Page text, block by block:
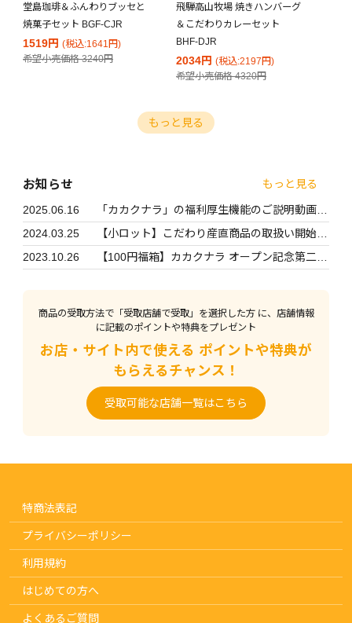
堂島珈琲＆ふんわりブッセと
焼菓子セット BGF-CJR
1519円 (税込:1641円)
希望小売価格3240円
飛騨高山牧場 焼きハンバーグ
＆こだわりカレーセット
BHF-DJR
2034円 (税込:2197円)
希望小売価格4320円
もっと見る
お知らせ もっと見る
2025.06.16
「カカクナラ」の福利厚生機能のご説明動画を
公開しました
2024.03.25
【小ロット】こだわり産直商品の取扱い開始の
お知らせ
2023.10.26
【100円福箱】カカクナラ オープン記念第二弾
商品の受取方法で「受取店舗で受取」を選択した方 に、店舗情報
に記載のポイントや特典をプレゼント
お店・サイト内で使える ポイントや特典が
もらえるチャンス！
受取可能な店舗一覧はこちら
特商法表記
プライバシーポリシー
利用規約
はじめての方へ
よくあるご質問